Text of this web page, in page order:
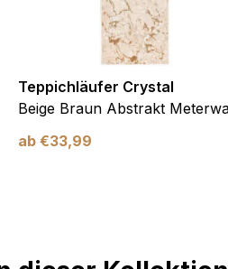
Teppichläufer Crystal
Beige Braun Abstrakt
ab €33,99